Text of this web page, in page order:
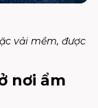
vải mềm, được
nơi ẩm